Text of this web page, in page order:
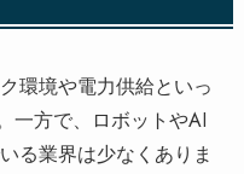
環境や電力供給といっ
一方で、ロボットやAI
る業界は少なくありま